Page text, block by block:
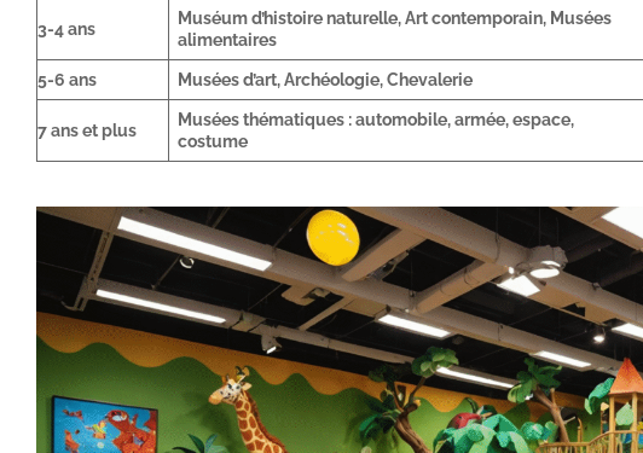
3-4 ans
Muséum d’histoire naturelle, Art contemporain, Musées
alimentaires
5-6 ans Musées d’art, Archéologie, Chevalerie
7 ans et plus
Musées thématiques : automobile, armée, espace,
costume